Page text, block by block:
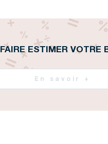
FAIRE ESTIMER VOTRE
En savoir +